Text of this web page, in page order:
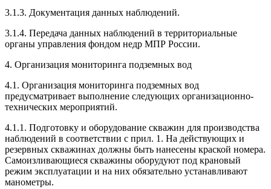
3.1.3. Документация данных наблюдений.
3.1.4. Передача данных наблюдений в территориальные
органы управления фондом недр МПР России.
4. Организация мониторинга подземных вод
4.1. Организация мониторинга подземных вод
предусматривает выполнение следующих организационно-
технических мероприятий.
4.1.1. Подготовку и оборудование скважин для производства
наблюдений в соответствии с прил. 1. На действующих и
резервных скважинах должны быть нанесены краской номера.
Самоизливающиеся скважины оборудуют под крановый
режим эксплуатации и на них обязательно устанавливают
манометры.